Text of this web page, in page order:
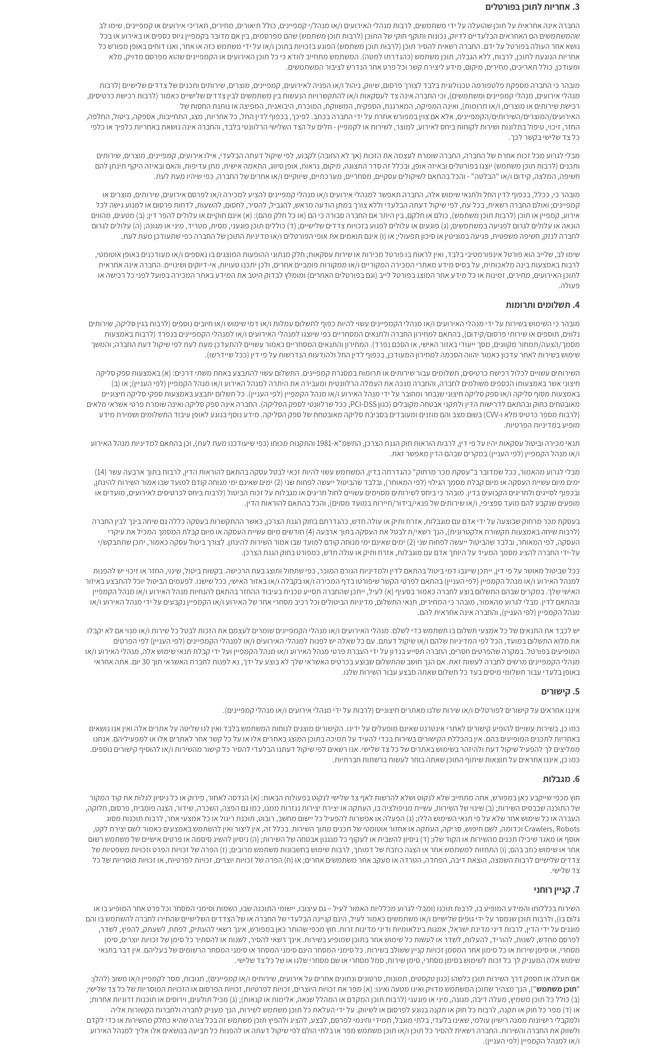
3. אחריות לתוכן בפורטלים
החברה אינה אחראית על תוכן שהועלה על ידי משתמשים, לרבות מנהלי האירועים ו/או מנהל/י קמפיינים, כולל תיאורים, מחירים, תאריכי אירועים או קמפיינים. שימו לב
שהמשתמשים הם האחראים הבלעדיים לדיוק, נכונות ותוקף חוקי של התוכן (לרבות תוכן משתמש) שהם מפרסמים, בין אם מדובר בקמפיין גיוס כספים או באירוע או בכל
נושא אחר העולה בפורטל על ידם. החברה רשאית להסיר תוכן (לרבות תוכן משתמש) הפוגע בזכויות בתוכן ו/או על ידי משתמש כזה או אחר, ואנו דוחים באופן מפורש כל
אחריות הנוגעת לתוכן, לרבות, ללא הגבלה, תוכן משתמש (כהגדרתו למטה). המשתמש מתחייב לוודא כי כל תוכן האירועים או הקמפיינים שהוא מפרסם מדויק, מלא
ומעודכן, כולל תאריכים, מחירים, מיקום, מידע ליצירת קשר וכל פרט אחר הנדרש לציבור המשתמשים.
מובהר כי החברה מספקת פלטפורמה טכנולוגית בלבד לצורך פרסום, שיווק, ניהול ו/או הפניה לאירועים, קמפיינים, מוצרים, שירותים ותכנים של צדדים שלישיים (לרבות
מנהלי אירועים, מנהלי קמפיינים ומשתמשים), וכי החברה אינה צד לעסקאות ו/או להתקשרויות הנעשות בין משתמשים לבין צדדים שלישיים כאמור (לרבות רכישת כרטיסים,
רכישת שירותים או מוצרים, ו/או תרומות), ואינה המפיקה, המארגנת, הספקית, המשווקת, המוכרת, היבואנית, המפיצה או נותנת החסות של
האירועים/המוצרים/השירותים/הקמפיינים, אלא אם צוין במפורש אחרת על ידי החברה בכתב. לפיכך, בכפוף לדין החל, כל אחריות, מצג, התחייבות, אספקה, ביטול, החלפה,
החזר, זיכוי, טיפול בתלונות ושירות לקוחות ביחס לאירוע, למוצר, לשירות או לקמפיין - חלים על הצד השלישי הרלוונטי בלבד, והחברה אינה נושאת באחריות כלפיך או כלפי
כל צד שלישי בקשר לכך.
מבלי לגרוע מכל זכות אחרת של החברה, החברה שומרת לעצמה את הזכות (אך לא החובה) לקבוע, לפי שיקול דעתה הבלעדי, אילו אירועים, קמפיינים, מוצרים, שירותים
ותכנים (לרבות תוכן משתמש) יוצגו בפורטלים ובאיזה אופן, ובכלל זה סדר התצוגה, מיקום, נראות, אופן סיווג, התאמה אישית, מתן עדיפות, והאם ובאיזה היקף תינתן להם
חשיפה, המלצה, קידום ו/או "הבלטה" - והכל בהתאם לשיקולים עסקיים, מסחריים, מערכתיים, שיווקיים ו/או אחרים של החברה, כפי שיהיו מעת לעת.
מובהר כי, ככלל, בכפוף לדין החל ולתנאי שימוש אלה, החברה תאפשר למנהלי אירועים ו/או מנהלי קמפיינים להציע למכירה ו/או לפרסם אירועים, שירותים, מוצרים או
קמפיינים; ואולם החברה רשאית, בכל עת, לפי שיקול דעתה הבלעדי וללא צורך במתן הודעה מראש, להגביל, להסיר, לחסום, להשעות, לדחות פרסום או למנוע גישה לכל
אירוע, קמפיין או תוכן (לרבות תוכן משתמש), כולם או חלקם, בין היתר אם החברה סבורה כי הם (או כל חלק מהם): (א) אינם חוקיים או עלולים להפר דין; (ב) מטעים, מהווים
הונאה או עלולים לגרום לפגיעה במשתמשים; (ג) פוגעים או עלולים לפגוע בזכויות צדדים שלישיים; (ד) כוללים תוכן פוגעני, מסית, מטריד, מיני או מגונה; (ה) עלולים לגרום
לחברה לנזק, חשיפה משפטית, פגיעה במוניטין או סיכון תפעולי; או (ו) אינם תואמים את אופי הפורטלים ו/או מדיניות התוכן של החברה כפי שתעודכן מעת לעת.
שימו לב, שלייב הוא פורטל אינפורמטיבי בלבד, ואין לראות בו פורטל מכירות או שירות עסקאות; חלק מנתוני ההופעות המוצגים בו נאספים ו/או מעודכנים באופן אוטומטי,
לרבות באמצעות בינה מלאכותית, על בסיס מידע מאתרי המכירה המקוריים ו/או ממקורות פומביים אחרים, ולכן יתכנו טעויות, אי-דיוקים ושינויים. החברה אינה אחראית
לתוכן האירועים, מחירים, זמינות או כל מידע אחר המוצג בפורטל לייב (וגם בפורטלים האחרים) ומומלץ לבדוק היטב את המידע באתר המכירה בפועל לפני כל רכישה או
פעולה.
4. תשלומים ותרומות
מובהר כי השימוש בשירות על ידי מנהלי האירועים ו/או מנהלי הקמפיינים עשוי להיות כפוף לתשלום עמלות ו/או דמי שימוש ו/או חיובים נוספים (לרבות בגין סליקה, שירותים
נלווים, תוספים או שירותי פרסום/קידום), בהתאם למחירון החברה ולתנאים המסחריים כפי שיוצגו למנהלי האירועים ו/או למנהלי הקמפיינים בנפרד (לרבות באמצעות
מסמך/הצעה/תמחור מקוונים, מסך ייעודי באזור האישי, או הסכם נפרד). המחירון והתנאים המסחריים כאמור עשויים להתעדכן מעת לעת לפי שיקול דעת החברה; והמשך
שימוש בשירות לאחר עדכון כאמור יהווה הסכמה למחירון המעודכן, בכפוף לדין החל ולהודעות הנדרשות על פי דין (ככל שיידרשו).
השירותים עשויים לכלול רכישת כרטיסים, תשלומים עבור שירותים או תרומות במסגרת קמפיינים. התשלום עשוי להתבצע באחת משתי דרכים: (א) באמצעות ספק סליקה
חיצוני אשר באמצעותו הכספים משולמים לחברה, והחברה מנכה את העמלה הרלוונטית ומעבירה את היתרה למנהל האירוע ו/או מנהל הקמפיין (לפי העניין); או (ב)
באמצעות מסוף סליקה ו/או ספק סליקה חיצוני שנבחר ומחובר על ידי מנהל האירוע ו/או מנהל הקמפיין (לפי העניין). כל תשלום יתבצע באמצעות ספקי סליקה חיצוניים
מאובטחים כחוק ובהתאם לדרישות הדין ולתקני אבטחה מקובלים (כגון PCI-DSS, ככל שרלוונטי לספק הסליקה). החברה אינה ספק סליקה ואינה שומרת פרטי אשראי מלאים
(לרבות מספר כרטיס מלא ו-CVV) בשום מצב והם מוזנים ומעובדים בסביבת סליקה מאובטחת של ספק הסליקה. מידע נוסף בנוגע לאופן עיבוד התשלומים ושמירת מידע
מופיע במדיניות הפרטיות.
תנאי מכירה וביטול עסקאות יהיו על פי דין, לרבות הוראות חוק הגנת הצרכן, התשמ"א-1981 והתקנות מכוחו (כפי שיעודכנו מעת לעת), וכן בהתאם למדיניות מנהל האירוע
ו/או מנהל הקמפיין (לפי העניין) במקרים שבהם הדין מאפשר זאת.
מבלי לגרוע מהאמור, ככל שמדובר ב"עסקת מכר מרחוק" כהגדרתה בדין, המשתמש עשוי להיות זכאי לבטל עסקה בהתאם להוראות הדין, לרבות בתוך ארבעה עשר (14)
ימים מיום עשיית העסקה או מיום קבלת מסמך הגילוי (לפי המאוחר), ובלבד שהביטול ייעשה לפחות שני (2) ימים שאינם ימי מנוחה קודם למועד שבו אמור השירות להינתן,
ובכפוף לסייגים ולחריגים הקבועים בדין. מובהר כי ביחס לשירותים מסוימים עשויים לחול חריגים או מגבלות על זכות הביטול (לרבות ביחס לכרטיסים לאירועים, מועדים או
מופעים שנקבע להם מועד ספציפי, ו/או שירותים של פנאי/בידור/תיירות במועד מסוים), והכל בהתאם להוראות הדין.
בעסקת מכר מרחוק שבוצעה על ידי אדם עם מוגבלות, אזרח ותיק או עולה חדש, כהגדרתם בחוק הגנת הצרכן, כאשר ההתקשרות בעסקה כללה גם שיחה בינך לבין החברה
(לרבות שיחה באמצעות תקשורת אלקטרונית), הנך רשאי/ת לבטל את העסקה בתוך ארבעה (4) חודשים מיום עשיית העסקה או מיום קבלת המסמך המכיל את עיקרי
העסקה, לפי המאוחר, ובלבד שהביטול ייעשה לפחות שני (2) ימים שאינם ימי מנוחה קודם למועד שבו אמור השירות להינתן. לצורך ביטול עסקה כאמור, יתכן שתתבקש/י
על-ידי החברה להציג מסמך המעיד על היותך אדם עם מוגבלות, אזרח ותיק או עולה חדש, כמפורט בחוק הגנת הצרכן.
ככל שביטול מאושר על פי דין, ייתכן שייגבו דמי ביטול בהתאם לדין ולמדיניות הגורם המוכר, כפי שתחול ותוצג בעת הרכישה. בקשות ביטול, שינוי, החזר או זיכוי יש להפנות
למנהל האירוע ו/או מנהל הקמפיין (לפי העניין) בהתאם לפרטי הקשר שיפורטו בדף המכירה ו/או בקבלה ו/או באזור האישי, ככל שישנו. לפעמים הביטול יוכל להתבצע באיזור
האישי שלך. במקרים שבהם התשלום בוצע לחברה כאמור בסעיף (א) לעיל, ייתכן שהחברה תסייע טכנית בעיבוד ההחזר בהתאם להנחיות מנהל האירוע ו/או מנהל הקמפיין
ובהתאם לדין. מבלי לגרוע מהאמור, מובהר כי המחירים, תנאי התשלום, מדיניות הביטולים וכל רכיב מסחרי אחר של האירוע ו/או הקמפיין נקבעים על ידי מנהל האירוע ו/או
מנהל הקמפיין (לפי העניין), והחברה אינה אחראית להם.
יש לכבד את התנאים של כל אמצעי תשלום בו תשתמש כדי לשלם. מנהלי האירועים ו/או מנהלי הקמפיינים שומרים לעצמם את הזכות לבטל כל שירות ו/או מנוי אם לא יקבלו
את מלוא התשלום במועד, הכל לפי המדיניות שלהם ו/או שיקול דעתם. עם כל שאלה יש לפנות למנהלי האירועים ו/או למנהלי הקמפיינים (לפי העניין) לפי הפרטים
המופיעים בפורטל. במקרה שהפרטים חסרים, החברה תסייע בנדון על ידי העברת פרטי מנהל האירוע ו/או מנהל הקמפיין ועל ידי קבלת תנאי שימוש אלה, מנהלי האירוע ו/או
מנהלי הקמפיינים מרשים לחברה לעשות זאת. אם הנך חושב שהתשלום שבוצע בכרטיס האשראי שלך לא בוצע על ידך, נא לפנות לחברת האשראי תוך 30 יום. אתה אחראי
באופן בלעדי עבור תשלומי מיסים בעד כל תשלום שאתה מבצע עבור השירות שלנו.
5. קישורים
איננו אחראים על קישורים לפורטלים ו/או שירות שלנו מאתרים חיצוניים (לרבות על ידי מנהלי אירועים ו/או מנהלי קמפיינים).
כמו כן, בשירות עשויים להופיע קישורים לאתרי אינטרנט שאינם מופעלים על ידינו. הקישורים מוצגים לנוחות המשתמש בלבד ואין לנו שליטה על אתרים אלה ואין אנו נושאים
באחריות לתכנים המופיעים בהם. אין בהכללת הקישורים בשירות בכדי להעיד על תמיכה בתוכן המוצג באתרים אלו או על כל קשר אחר לאתרים אלו או למפעיליהם. אנחנו
ממליצים לך להפעיל שיקול דעת ולהיזהר בשימוש באתרים של כל צד שלישי. אנו רשאים לפי שיקול דעתנו הבלעדי להסיר כל קישור מהשירות ו/או להוסיף קישורים נוספים.
כמו כן, איננו אחראים על תוצאות שיתוף התוכן שאתה בוחר לעשות ברשתות חברתיות.
6. מגבלות
חוץ מכפי שייקבע כאן במפורש, אתה מתחייב שלא לנקוט ושלא להרשות לאף צד שלישי לנקוט בפעולות הבאות: (א) הנדסה לאחור, פירוק או כל ניסיון לגלות את קוד המקור
של התוכנה שבבסיס השירות; (ב) שינוי של השירות, עשיית מניפולציה בו, העתקה או יצירת יצירות נגזרות ממנו, כמו גם הפצה, השכרה, שידור, הצגה פומבית, פרסום, חלוקה,
העברה או כל שימוש אחר שלא על פי תנאי השימוש הללו; (ג) הפעלה או אפשרות להפעיל כל יישום מחשב, רובוט, תוכנת ריגול או כל אמצעי אחר, לרבות תוכנות מסוג
Crawlers, Robots וכדומה, לשם חיפוש, סריקה, העתקה או אחזור אוטומטי של תכנים מתוך השירות. בכלל זה, אין ליצור ואין להשתמש באמצעים כאמור לשם יצירת לקט,
אוסף או מאגר שיכילו תכנים מהשירות או הקוד שלו; (ד) ניסיון להשבית או לעקוף כל מנגנון אבטחה של השירות; (ה) ניסיון להשיג סיסמה או פרטים אישיים של משתמש רשום
אחר או שימוש כוזב בהם; (ו) התחזות למשתמש אחר או הצגה כוזבת של דמותך, לרבות שימוש בחשבונות משתמש מרובים; (ז) הפרה של זכויות הפרט וזכויות משפטיות של
צדדים שלישיים לרבות השמצה, הוצאת דיבה, הפחדה, הטרדה או מעקב אחר משתמשים אחרים; או (ח) הפרה של זכויות יוצרים, זכויות לפרטיות, או זכויות מוסריות של כל
צד שלישי.
7. קניין רוחני
השירות בכללותו והמידע המופיע בו, לרבות תוכנו (ומבלי לגרוע מכלליות האמור לעיל – גם עיצובו, יישומי התוכנה שבו, השמות וסימני המסחר וכל פרט אחר המופיע בו או
גלום בו), ולרבות תוכן שנמסר על ידי גופים שלישיים ו/או משתמשים כאמור לעיל, הינם קניינה הבלעדי של החברה או של הצדדים השלישיים שהתירו לחברה להשתמש בו והם
מוגנים על ידי הדין, לרבות דיני מדינת ישראל, אמנות בינלאומיות ודיני מדינות זרות. חוץ מכפי שהותר כאן במפורש, אינך רשאי להעתיק, לפתח, לשעתק, להפיץ, לשדר,
לפרסם מחדש, לשנות, להוריד, להעלות, לשדר או לעשות כל שימוש אחר בתוכן שמופיע בשירות. אינך רשאי להסיר, לשנות או להסתיר כל סימן של זכויות יוצרים, סימן
מסחרי, או סימן שירות או כל סימון אחר המסמן זכויות קניין ששולב בשירות. כל סימני המסחר הינם סימני המסחר או סימני המסחר הרשומים של בעליהם. אין דבר בתנאי
שימוש אלה המעניק לך כל זכות לשימוש בסימן מסחרי, סימן שירות, סמל מסחרי או שם מסחרי שלנו או של כל צד שלישי.
אם תעלה או תספק דרך השירות תוכן כלשהו (כגון טקסטים, תמונות, סרטונים ונתונים אחרים על אירועים, שירותים ו/או קמפיינים), תגובות, מסר לקמפיין ו/או משוב (להלן:
"תוכן משתמש"), הנך מצהיר שתוכן המשתמש מדויק ואינו מטעה ואינו: (א) מפר את זכויות היוצרים, זכויות לפרטיות, זכויות הפרסום או הזכויות המוסריות של כל צד שלישי;
(ב) כולל כל תוכן משמיץ, מעלה דיבה, מגונה, מיני או פוגעני (לרבות תוכן המקדם או המהלל שנאה, אלימות או קנאות); (ג) מכיל תולעים, וירוסים או תוכנות זדוניות אחרות;
או (ד) מפר כל חוק או תקנה, לרבות כל חוק או תקנה בנוגע לפרסום או לשיווק. על ידי העלאת כל תוכן משתמש לשירות, הנך מעניק לחברה ולחברות הקשורות אליה
ולמקבלי רישיונות ממנה רישיון עולמי, שאינו בלעדי, בלתי מוגבל, תמידי וחינמי לפרסם, לבצע, להציג ולהפיץ תוכן משתמש זה בכל צורה שהיא כחלק מהשירות או כדי לקדם
ולשווק את החברה והשירות. החברה רשאית להסיר כל תוכן ו/או תוכן משתמש מפר או בלתי הולם לפי שיקול דעתה או להפנות כל תביעה בנושאים אלו אליך למנהל האירוע
ו/או למנהל הקמפיין (לפי העניין).